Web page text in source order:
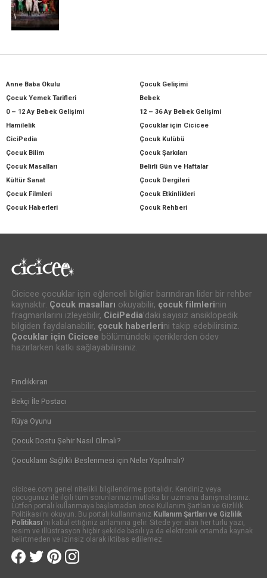
Anne Baba Okulu
Çocuk Gelişimi
Çocuk Yemek Tarifleri
Bebek
0 – 12 Ay Bebek Gelişimi
12 – 36 Ay Bebek Gelişimi
Hamilelik
Çocuklar için Cicicee
CiciPedia
Çocuk Kulübü
Çocuk Bilim
Çocuk Şarkıları
Çocuk Masalları
Belirli Gün ve Haftalar
Kültür Sanat
Çocuk Dergileri
Çocuk Filmleri
Çocuk Etkinlikleri
Çocuk Haberleri
Çocuk Rehberi
Cicicee çocuklar için eğlenceli bilgiler barındıran lider bir rehber
kaynaktır. Çocuk masalları okuyabilir, çocuk filmlerinin
fragmanlarını izleyebilir, CiciPedia’daki sayısız ansiklopedik
bilgiden faydalanabilir, çocuk haberlerini takip edebilirsiniz.
Çocuklar için Cicicee bölümündeki içeriklerden ödev
hazırlarken katkı sağlayabilirsiniz.
Fındıkkıran
Bekçi İle Postacı
Rüya Oyunu
Çocuk Dostu Şehir Nasıl Olmalı?
Çocukların Sağlıklı Beslenmesi için Neler Yapılmalı?
cicicee.com genel nitelikli bilgilendirme portalıdır. Kendiniz veya
çocugunuz ile ilgili tüm sorunlarınızı mutlaka bir uzmana danışmalısınız.
Lütfen portalı kullanmaya başlamadan önce Kullanım Şartları ve Gizlilik
Politikası'nı okuyun. Bu portalı kullanmanız Kullanım Şartları ve Gizlilik
Politikası'nı kabul ettiğiniz anlamına gelir. Sitede yer alan her türlü yazı,
resim ve illüstrasyon hiçbir şekilde basılı ya da elektronik ortamda kaynak
belirtmeden ve izinsiz olarak iktibas edilemez.